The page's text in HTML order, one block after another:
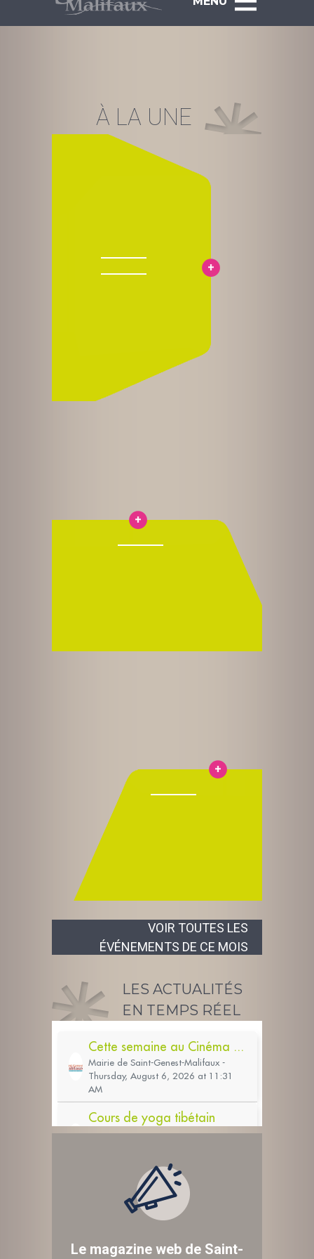
À LA UNE
VOIR TOUTES LES
ÉVÉNEMENTS DE CE MOIS
LES ACTUALITÉS
EN TEMPS RÉEL
Le magazine web de Saint-